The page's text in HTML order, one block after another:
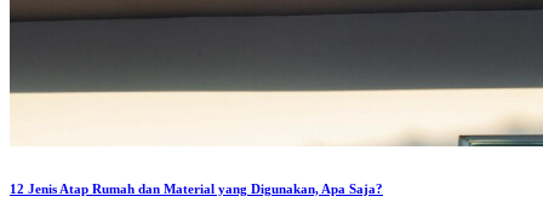
12 Jenis Atap Rumah dan Material yang Digunakan, Apa Saja?